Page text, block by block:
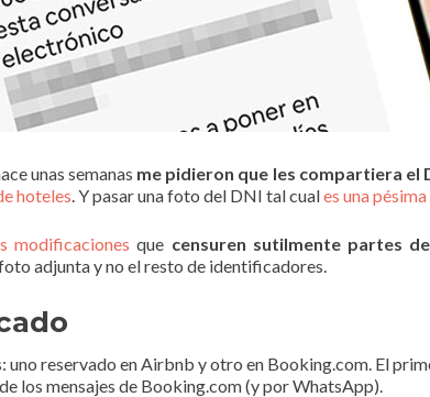
unas semanas me pidieron que les compartiera el
hoteles. Y pasar una foto del DNI tal cuales una
modificaciones que censuren sutilmente partes
adjunta y no el resto de identificadores.
reservado en Airbnb y otro en Booking.com. El
los mensajes de Booking.com (y por WhatsApp).